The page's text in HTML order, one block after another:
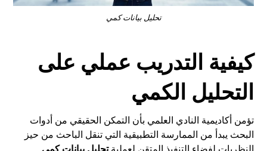
تحليل بيانات كمي
كيفية التدريب عملي على
التحليل الكمي
تؤمن أكاديمية النادي العلمي بأن التمكن الحقيقي من أدوات
البحث يبدأ من الممارسة التطبيقية التي تنقل الباحث من حيز